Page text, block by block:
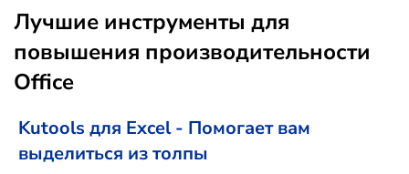
Лучшие инструменты для
повышения производительности
Office
Kutools для Excel - Помогает вам
выделиться из толпы